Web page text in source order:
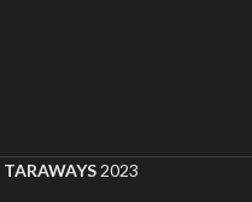
TARAWAYS 2023